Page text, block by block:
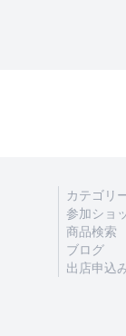
カテゴリ
参加ショ
商品検索
ブログ
出店申込